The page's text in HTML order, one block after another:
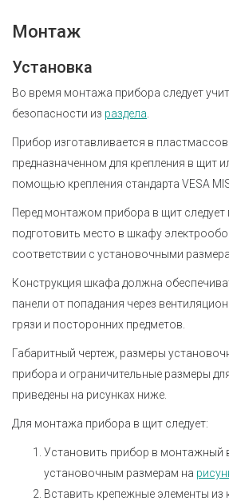
Монтаж
Установка
Во время монтажа прибора следует
безопасности из раздела
Прибор изготавливается в
предназначенном для крепления в щит
помощью крепления стандарта VESA
Перед монтажом прибора в щит следует
подготовить место в шкафу
соответствии с установочными
Конструкция шкафа должна
панели от попадания через
грязи и посторонних предметов.
Габаритный чертеж, размеры
прибора и ограничительные размеры
приведены на рисунках ниже.
Для монтажа прибора в щит следует:
Установить прибор в монтажный
установочным размерам на
Вставить крепежные элементы из